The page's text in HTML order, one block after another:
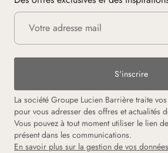
S'inscrire
La société Groupe Lucien Barrière traite
pour vous adresser des offres et actualités
Vous pouvez à tout moment utiliser le lien
présent dans les communications.
En savoir plus sur la gestion de vos